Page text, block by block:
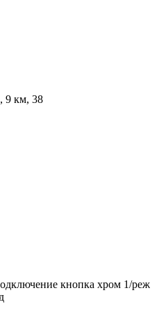
9 км, 38
кнопка хром 1/реж